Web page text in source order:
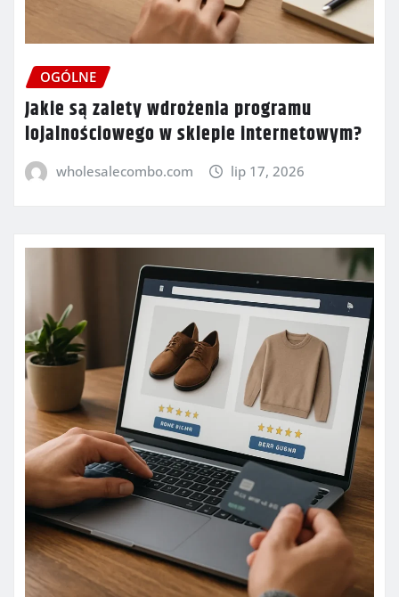
OGÓLNE
Jakie są zalety wdrożenia programu
lojalnościowego w sklepie internetowym?
wholesalecombo.com lip 17, 2026